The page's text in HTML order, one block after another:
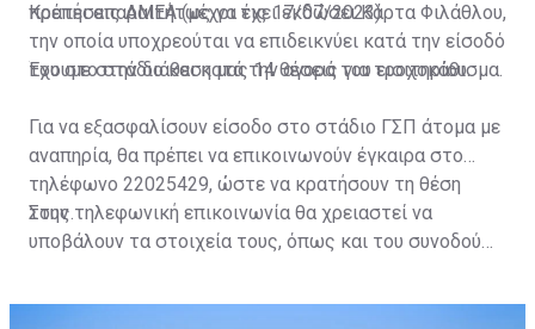
πρέπει απαραιτήτως να έχει εκδώσει Κάρτα Φιλάθλου,
την οποία υποχρεούται να επιδεικνύει κατά την είσοδό
του στο στάδιο και κατά την αγορά του εισιτηρίου.
Κρατήσεις ΑΜΕΑ (μέχρι τις 17/07/2023)
Έχουμε στην διάθεση μας 14 θέσεις για τροχοκάθισμα.
Για να εξασφαλίσουν είσοδο στο στάδιο ΓΣΠ άτομα με
αναπηρία, θα πρέπει να επικοινωνούν έγκαιρα στο
τηλέφωνο 22025429, ώστε να κρατήσουν τη θέση
τους.
Στην τηλεφωνική επικοινωνία θα χρειαστεί να
υποβάλουν τα στοιχεία τους, όπως και του συνοδού
ονοματεπώνυμο, αριθμός πινακίδας αυτοκινήτου,